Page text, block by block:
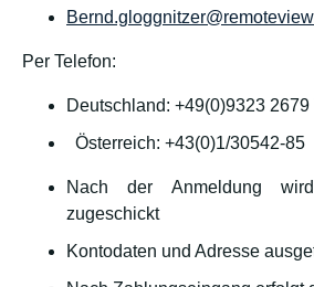
Per Telefon:
Deutschland: +49(0)9323 2679
Österreich: +43(0)1/30542-85
Nach der Anmeldung
zugeschickt
Kontodaten und Adresse